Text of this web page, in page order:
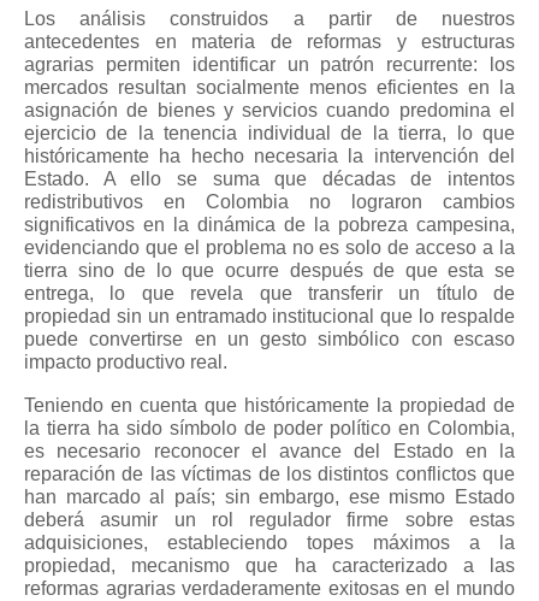
Los análisis construidos a partir de nuestros
antecedentes en materia de reformas y estructuras
agrarias permiten identificar un patrón recurrente: los
mercados resultan socialmente menos eficientes en la
asignación de bienes y servicios cuando predomina el
ejercicio de la tenencia individual de la tierra, lo que
históricamente ha hecho necesaria la intervención del
Estado. A ello se suma que décadas de intentos
redistributivos en Colombia no lograron cambios
significativos en la dinámica de la pobreza campesina,
evidenciando que el problema no es solo de acceso a la
tierra sino de lo que ocurre después de que esta se
entrega, lo que revela que transferir un título de
propiedad sin un entramado institucional que lo respalde
puede convertirse en un gesto simbólico con escaso
impacto productivo real.
Teniendo en cuenta que históricamente la propiedad de
la tierra ha sido símbolo de poder político en Colombia,
es necesario reconocer el avance del Estado en la
reparación de las víctimas de los distintos conflictos que
han marcado al país; sin embargo, ese mismo Estado
deberá asumir un rol regulador firme sobre estas
adquisiciones, estableciendo topes máximos a la
propiedad, mecanismo que ha caracterizado a las
reformas agrarias verdaderamente exitosas en el mundo